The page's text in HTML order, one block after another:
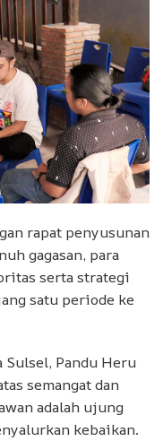
rapat penyusunan
gagasan, para
serta strategi
satu periode ke
Sulsel, Pandu Heru
semangat dan
adalah ujung
kebaikan.